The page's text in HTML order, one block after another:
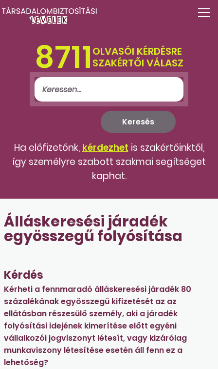
8711 OLVASÓI KÉRDÉSRE
SZAKÉRTŐI VÁLASZ
Ha előfizetőnk, kérdezhet is szakértőinktől,
így személyre szabott szakmai segítséget
kaphat.
Álláskeresési járadék
egyösszegű folyósítása
Kérdés
Kérheti a fennmaradó álláskeresési járadék 80
százalékának egyösszegű kifizetését az az
ellátásban részesülő személy, aki a járadék
folyósítási idejének kimerítése előtt egyéni
vállalkozói jogviszonyt létesít, vagy kizárólag
munkaviszony létesítése esetén áll fenn ez a
lehetőség?